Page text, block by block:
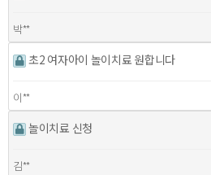
박**
초2 여자아이 놀이치료 원합니다
이**
놀이치료 신청
김**